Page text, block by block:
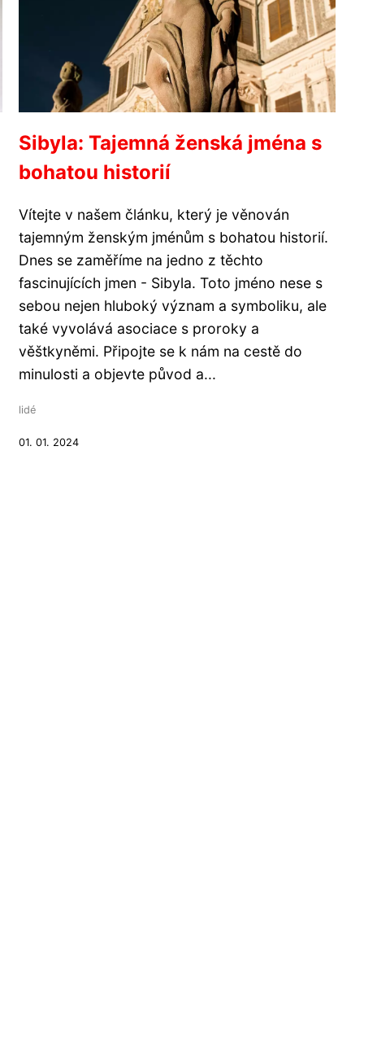
Sibyla: Tajemná ženská jména s
bohatou historií
Vítejte v našem článku, který je věnován
tajemným ženským jménům s bohatou historií.
Dnes se zaměříme na jedno z těchto
fascinujících jmen - Sibyla. Toto jméno nese s
sebou nejen hluboký význam a symboliku, ale
také vyvolává asociace s proroky a
věštkyněmi. Připojte se k nám na cestě do
minulosti a objevte původ a...
lidé
01. 01. 2024